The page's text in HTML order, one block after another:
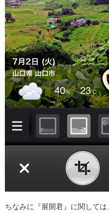
ちなみに『展開君』に関しては